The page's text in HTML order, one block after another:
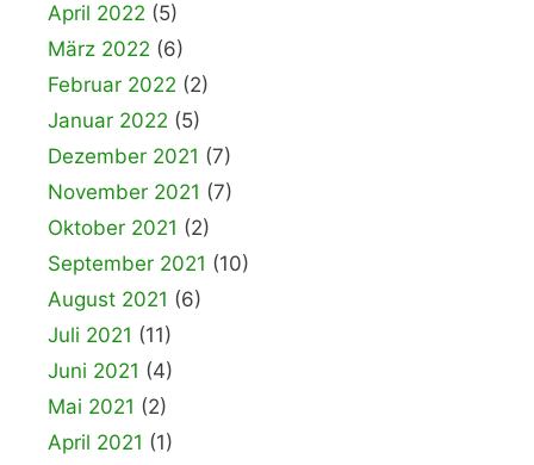
April 2022 (5)
März 2022 (6)
Februar 2022 (2)
Januar 2022 (5)
Dezember 2021 (7)
November 2021 (7)
Oktober 2021 (2)
September 2021 (10)
August 2021 (6)
Juli 2021 (11)
Juni 2021 (4)
Mai 2021 (2)
April 2021 (1)